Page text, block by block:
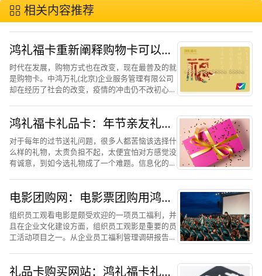
相关内容推荐
鸿礼福卡重新阐释购物卡可以有
多优秀
时代在发展，购物方式也在改变，现在最普及的就
是购物卡。中鸿万礼(北京)企业服务管理有限公司
却在经历了社会的改变，疫情的冲击仍不改初心，
业服务管理有限公...
鸿礼福卡礼品卡：年节亲友礼赠
团购优选礼品
对于每年的过节送礼问题，很多人都苦恼该选择什
么样的礼物，太贵负担不起，太便宜怕对方感觉没
有诚意，到如今选礼物成了一个难题。信息化的大
意。送人的礼品卡也是...
电影团购网：电影票团购用鸿礼
福卡兑换节省30%
组织员工观看电影是颇受欢迎的一项员工福利，并
且在企业文化建设方面，组织员工观影是重要的员
工活动项目之一。从企业员工福利管理调研报告数
惧和尴尬来说，观影给...
礼品卡购买网站：鸿礼福卡礼品